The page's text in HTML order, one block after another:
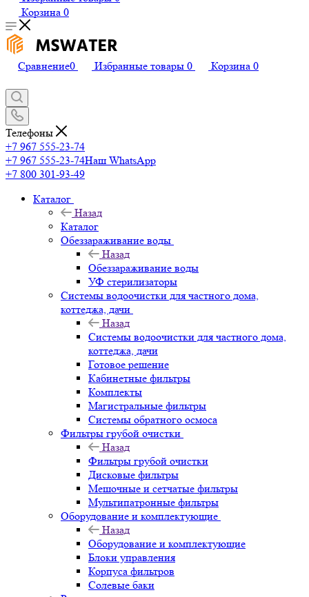
Корзина 0
Сравнение0 Избранные товары 0 Корзина 0
Телефоны
+7 967 555-23-74
+7 967 555-23-74Наш WhatsApp
+7 800 301-93-49
Каталог
Назад
Каталог
Обеззараживание воды
Назад
Обеззараживание воды
УФ стерилизаторы
Системы водоочистки для частного дома,
коттеджа, дачи
Назад
Системы водоочистки для частного дома,
коттеджа, дачи
Готовое решение
Кабинетные фильтры
Комплекты
Магистральные фильтры
Системы обратного осмоса
Фильтры грубой очистки
Назад
Фильтры грубой очистки
Дисковые фильтры
Мешочные и сетчатые фильтры
Мультипатронные фильтры
Оборудование и комплектующие
Назад
Оборудование и комплектующие
Блоки управления
Корпуса фильтров
Солевые баки